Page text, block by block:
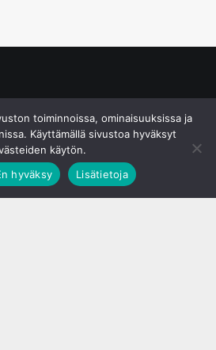
toiminnoissa, ominaisuuksissa ja
Käyttämällä sivustoa hyväksyt
käytön.
hyväksy Lisätietoja